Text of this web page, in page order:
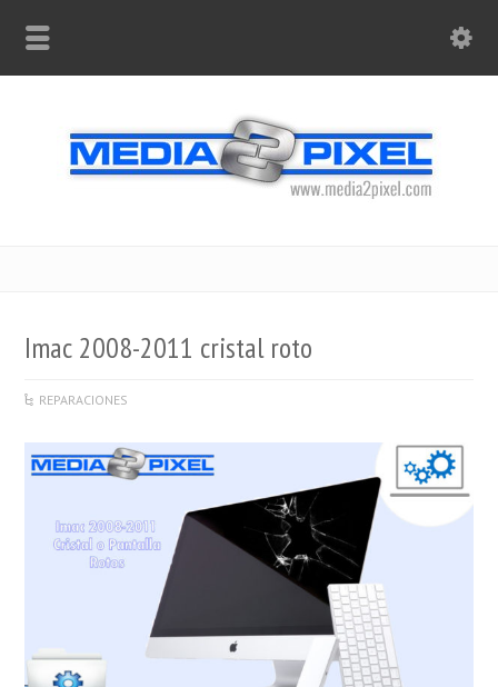
Imac 2008-2011 cristal roto
REPARACIONES